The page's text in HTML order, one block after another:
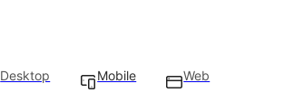
Desktop Mobile Web